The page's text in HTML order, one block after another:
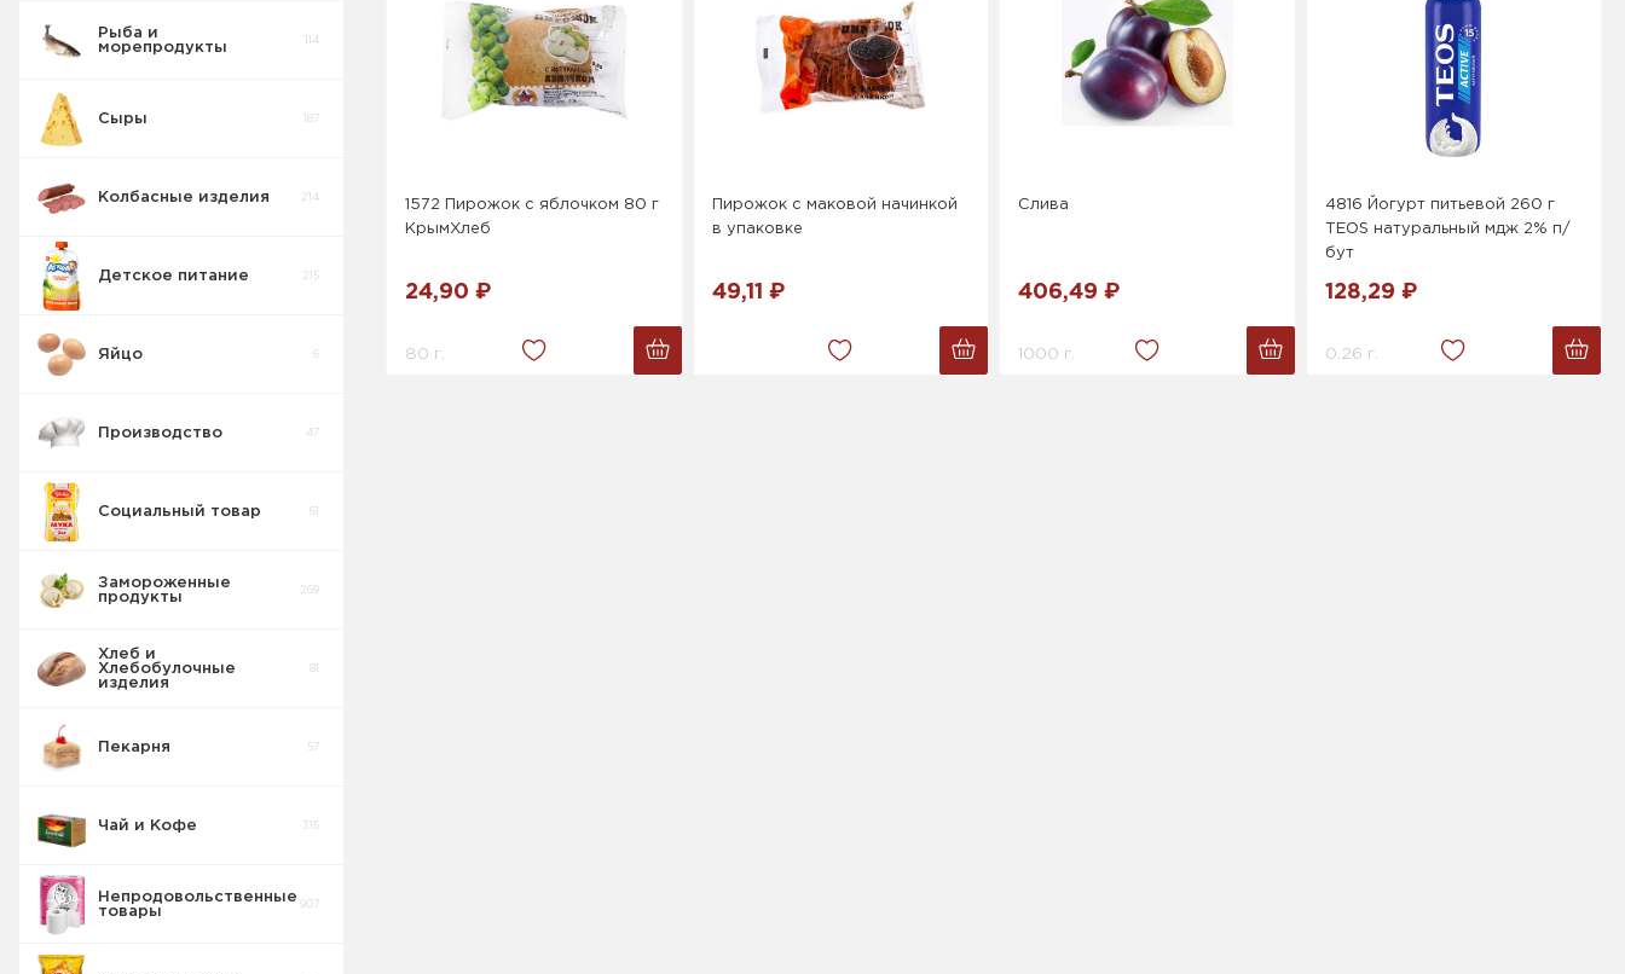
Печенье
Изделия
Торты
Вафельные
изделия
Шоколадные
Конфеты
Сушка
Рыба и
морепродукты
114
Сыры 187
Колбасные изделия 214
Детское питание 215
Яйцо 6
Производство 47
Социальный товар 61
Замороженные
продукты
269
Хлеб и
Хлебобулочные
изделия
81
Пекарня 57
Чай и Кофе 315
Непродовольственные
товары
907
1572 Пирожок с яблочком 80 г
КрымХлеб
24,90 ₽
80 г.
Пирожок с маковой начинкой
в упаковке
49,11 ₽
Слива
406,49 ₽
1000 г.
4816 Йогурт питьевой 260 г
TEOS натуральный мдж 2% п/
бут
128,29 ₽
0.26 г.